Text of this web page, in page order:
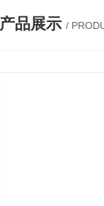
产品展示 /